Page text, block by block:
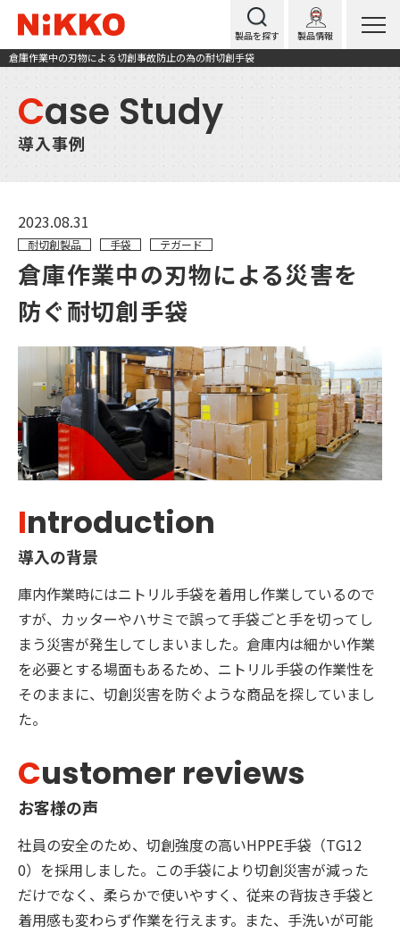
製品を探す 製品情報
倉庫作業中の刃物による切創事故防止の為の耐切創手袋
Case Study
導入事例
2023.08.31
耐切創製品 手袋 テガード
倉庫作業中の刃物による災害を
防ぐ耐切創手袋
Introduction
導入の背景
庫内作業時にはニトリル手袋を着用し作業しているので
すが、カッターやハサミで誤って手袋ごと手を切ってし
まう災害が発生してしまいました。倉庫内は細かい作業
を必要とする場面もあるため、ニトリル手袋の作業性を
そのままに、切創災害を防ぐような商品を探していまし
た。
Customer reviews
お客様の声
社員の安全のため、切創強度の高いHPPE手袋（TG12
0）を採用しました。この手袋により切創災害が減った
だけでなく、柔らかで使いやすく、従来の背抜き手袋と
着用感も変わらず作業を行えます。また、手洗いが可能